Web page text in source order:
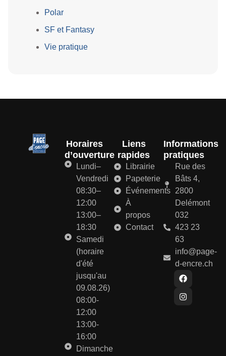
Polar
SF et Fantasy
Vie pratique
Horaires
d’ouverture
Lundi–
Vendredi
08:30–
12:00
13:00–
18:30
Samedi
(horaire
d'été
jusqu'au
09.08.26)
08:00-
12:00
13:00-
16:00
Dimanche
Liens
rapides
Librairie
Papeterie
Événements
À
propos
Contact
Informations
pratiques
Rue des
Bâts 4,
2800
Delémont
032
423 23
63
info@page-
d-encre.ch